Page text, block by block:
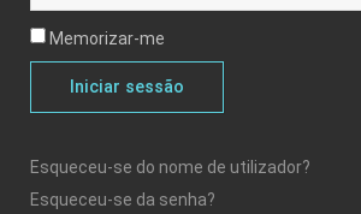
Memorizar-me
Iniciar sessão
Esqueceu-se do nome de utilizador?
Esqueceu-se da senha?